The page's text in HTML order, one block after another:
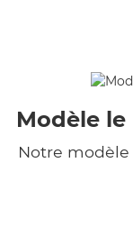
Modèle
Notre